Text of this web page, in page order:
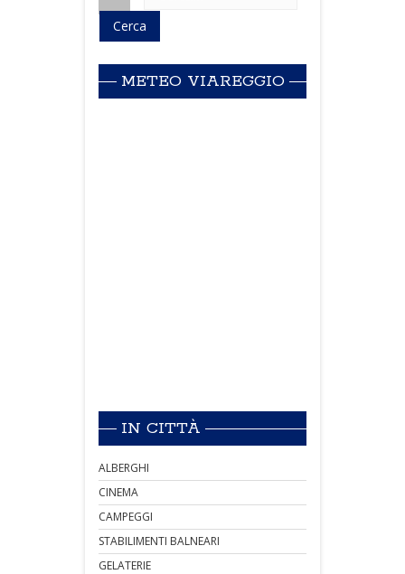
METEO VIAREGGIO
IN CITTÀ
ALBERGHI
CINEMA
CAMPEGGI
STABILIMENTI BALNEARI
GELATERIE